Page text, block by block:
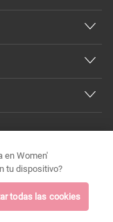
©
en Women'
tu dispositivo?
todas las cookies